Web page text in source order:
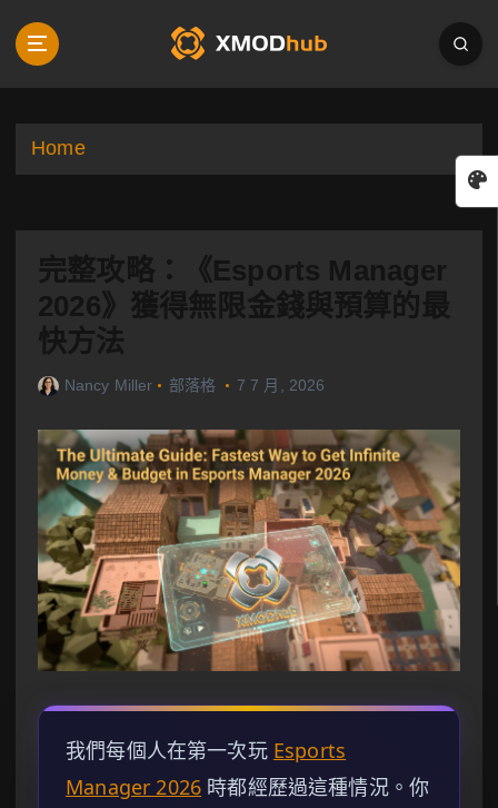
p
Home
完整攻略：《Esports Manager
2026》獲得無限金錢與預算的最
快方法
Nancy Miller 部落格 7 7 月, 2026
我們每個人在第一次玩 Esports
Manager 2026 時都經歷過這種情況。你